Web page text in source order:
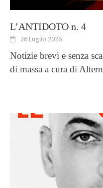
L’ANTIDOTO n. 4
26 Luglio 2026
Notizie brevi e senza
di massa a cura di